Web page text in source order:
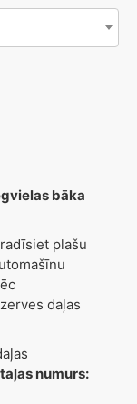
bāka
plašu
daļas
numurs: